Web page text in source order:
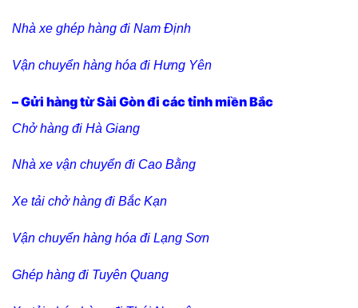
Nhà xe ghép hàng đi Nam Định
Vận chuyển hàng hóa đi Hưng Yên
– Gửi hàng từ Sài Gòn đi các tỉnh miền Bắc
Chở hàng đi Hà Giang
Nhà xe vận chuyển đi Cao Bằng
Xe tải chở hàng đi Bắc Kạn
Vận chuyển hàng hóa đi Lạng Sơn
Ghép hàng đi Tuyên Quang